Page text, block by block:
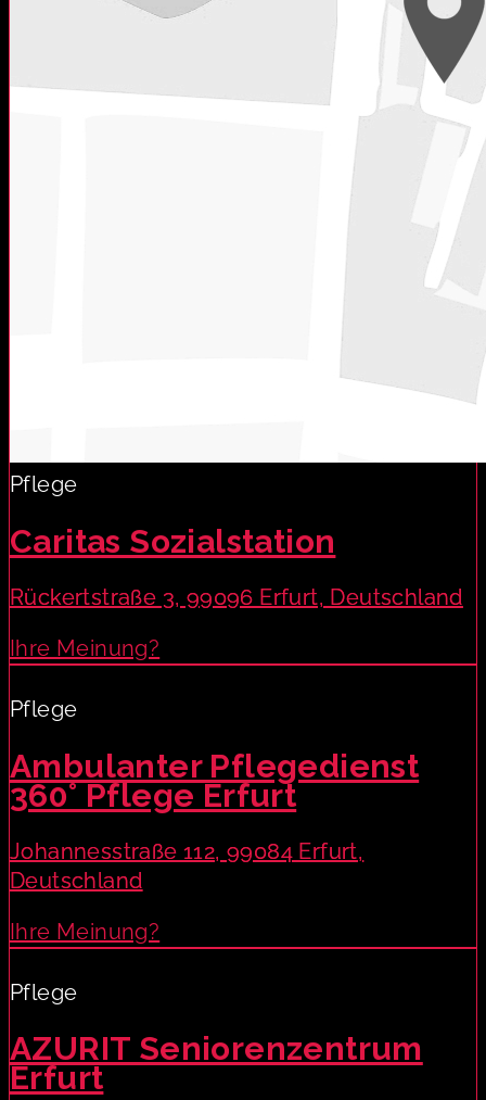
Pflege
Caritas Sozialstation
Rückertstraße 3, 99096 Erfurt, Deutschland
Ihre Meinung?
Pflege
Ambulanter Pflegedienst
360° Pflege Erfurt
Johannesstraße 112, 99084 Erfurt,
Deutschland
Ihre Meinung?
Pflege
AZURIT Seniorenzentrum
Erfurt